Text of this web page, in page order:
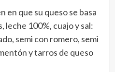
en que su queso se basa
leche 100%, cuajo y sal:
semi con romero, semi
y tarros de queso